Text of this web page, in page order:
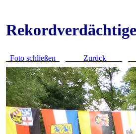
Foto schließen Zurück